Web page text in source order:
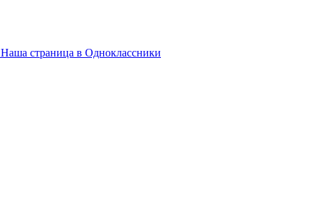
Наша страница в Одноклассники